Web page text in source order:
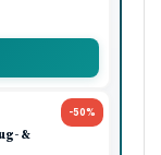
-50%
&